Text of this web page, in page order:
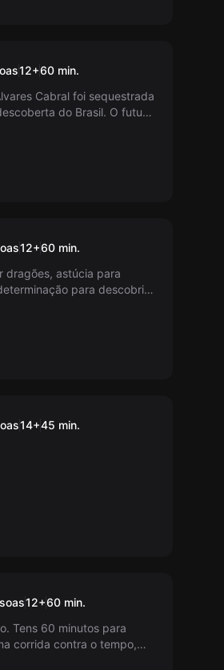
Cruz
12+60 min.
Cabral foi sequestrada
do Brasil. O futuro
The
12+60 min.
dragões, astúcia para
para descobrir
os mais bravos se
14+45 min.
Porto
12+60 min.
Tens 60 minutos para
corrida contra o tempo,